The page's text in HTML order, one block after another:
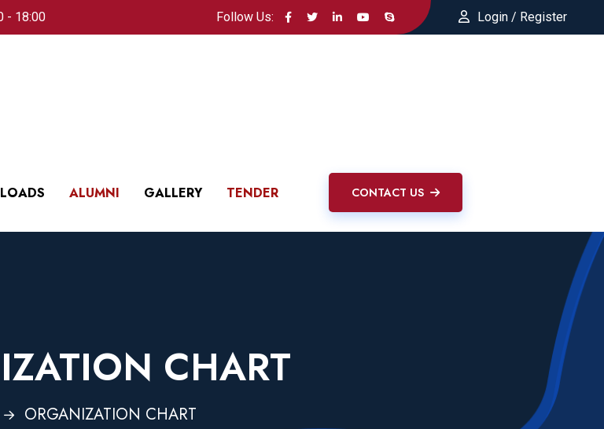
- 18:00 Follow Us: Login / Register
ALUMNI GALLERY TENDER CONTACT US
CHART
ORGANIZATION CHART